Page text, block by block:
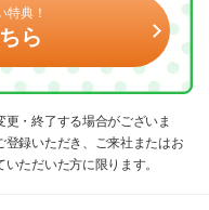
特典！
ら
・終了する場合がございま
録いただき、ご来社またはお
ただいた方に限ります。